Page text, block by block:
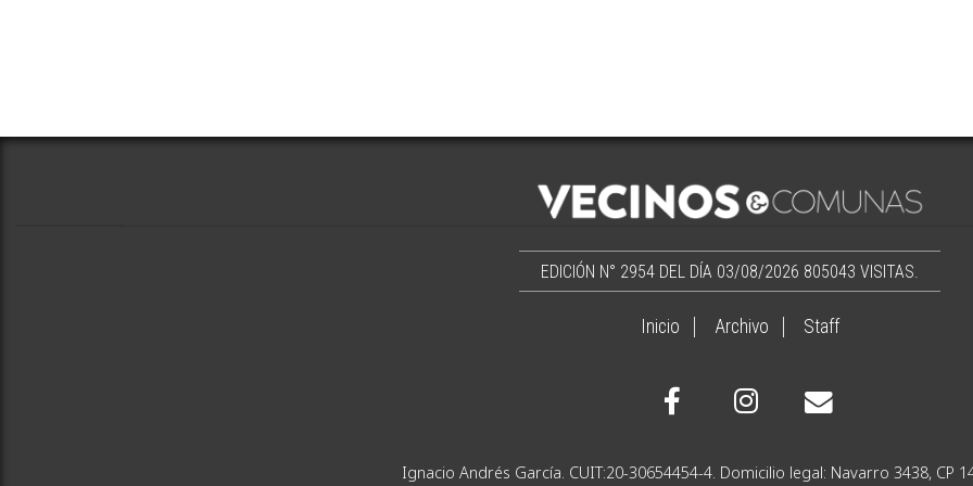
EDICIÓN N° 2954 DEL DÍA 03/08/2026 805043 VISITAS.
Inicio Archivo Staff
Ignacio Andrés García. CUIT:20-30654454-4. Domicilio